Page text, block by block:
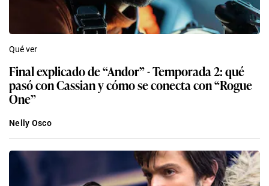
Qué ver
Final explicado de “Andor” - Temporada 2: qué
pasó con Cassian y cómo se conecta con “Rogue
One”
Nelly Osco